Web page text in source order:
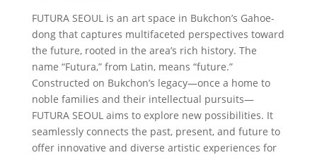
FUTURA SEOUL is an art space in Bukchon’s Gahoe-
dong that captures multifaceted perspectives toward
the future, rooted in the area’s rich history. The
name “Futura,” from Latin, means “future.”
Constructed on Bukchon’s legacy—once a home to
noble families and their intellectual pursuits—
FUTURA SEOUL aims to explore new possibilities. It
seamlessly connects the past, present, and future to
offer innovative and diverse artistic experiences for